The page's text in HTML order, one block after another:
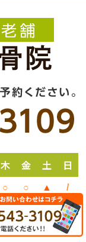
木 金 土 日
○ ○ ▲ /